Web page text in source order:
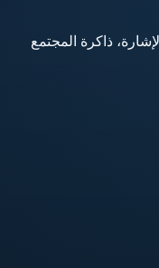
ذاكرة المجتمع